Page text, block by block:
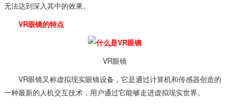
策略塔防
83款手游
2款手游
无法达到深入其中的效果。
VR眼镜的特点
VR眼镜
VR眼镜又称虚拟现实眼镜设备，它是通过计算机和传感器创造的
一种最新的人机交互技术，用户通过它能够走进虚拟现实世界。